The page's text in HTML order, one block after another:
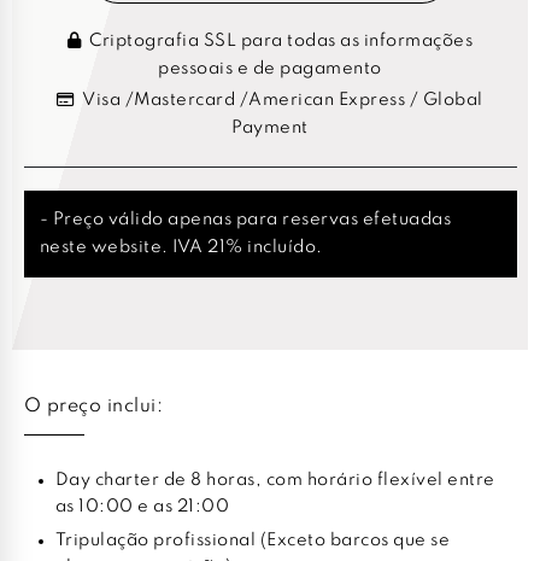
Criptografia SSL para todas as informações
pessoais e de pagamento
Visa /Mastercard /American Express / Global
Payment
- Preço válido apenas para reservas efetuadas
neste website. IVA 21% incluído.
O preço inclui:
Day charter de 8 horas, com horário flexível entre
as 10:00 e as 21:00
Tripulação profissional (Exceto barcos que se